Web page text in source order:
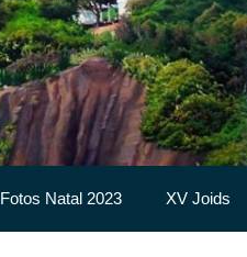
Fotos Natal 2023 XV Joids